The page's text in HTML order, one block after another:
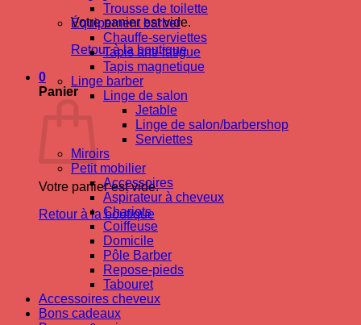
Votre panier est vide.
Retour à la boutique
0
Panier
Votre panier est vide.
Retour à la boutique
Trousse de toilette
Équipement barber
Chauffe-serviettes
Tapis anti-fatigue
Tapis magnetique
Linge barber
Linge de salon
Jetable
Linge de salon/barbershop
Serviettes
Miroirs
Petit mobilier
Accessoires
Aspirateur à cheveux
Chariots
Coiffeuse
Domicile
Pôle Barber
Repose-pieds
Tabouret
Accessoires cheveux
Bons cadeaux